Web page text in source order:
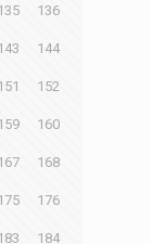
136
144
152
160
168
176
184